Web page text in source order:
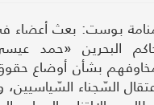
بوست: بعث أعضاء في
البحرين «حمد
بشأن أوضاع حقوق
السّجناء